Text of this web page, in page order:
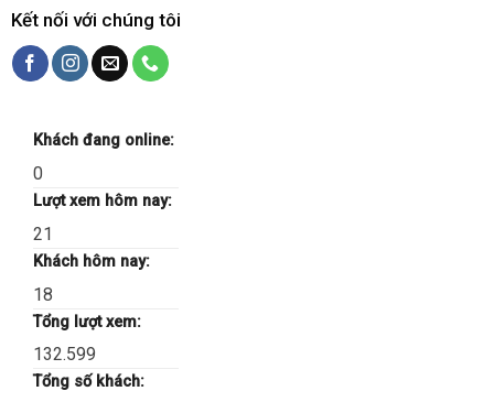
Kết nối với chúng tôi
Khách đang online:
0
Lượt xem hôm nay:
21
Khách hôm nay:
18
Tổng lượt xem:
132.599
Tổng số khách: